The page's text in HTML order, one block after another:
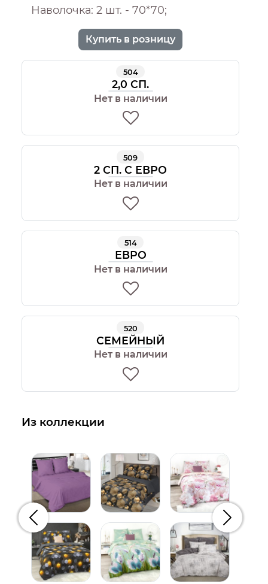
Наволочка: 2 шт. - 70*70;
Купить в розницу
504
2,0 СП.
Нет в наличии
509
2 СП. С ЕВРО
Нет в наличии
514
ЕВРО
Нет в наличии
520
СЕМЕЙНЫЙ
Нет в наличии
Из коллекции
Предыдущий